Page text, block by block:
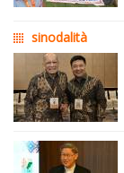
sinodalità